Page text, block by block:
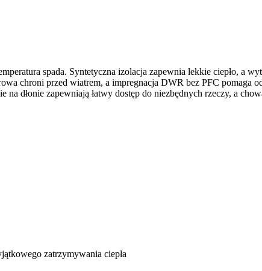
spada. Syntetyczna izolacja zapewnia lekkie ciepło, a
chroni przed wiatrem, a impregnacja DWR bez PFC pomaga
na dłonie zapewniają łatwy dostęp do niezbędnych rzeczy, a
zatrzymywania ciepła